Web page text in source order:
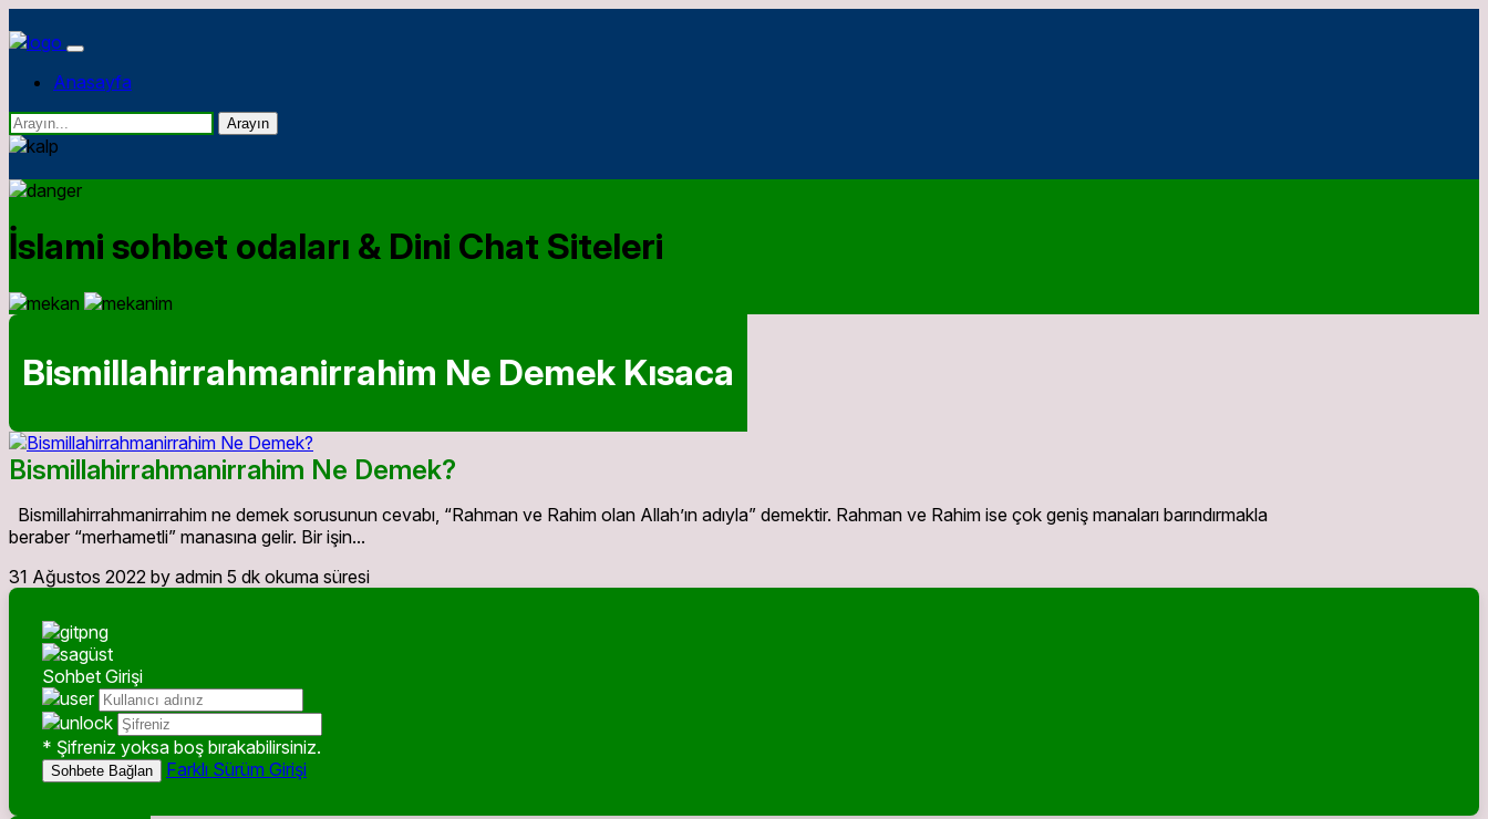
Anasayfa
Arayın
İslami sohbet odaları & Dini Chat Siteleri
Bismillahirrahmanirrahim Ne Demek Kısaca
Bismillahirrahmanirrahim Ne Demek?
Bismillahirrahmanirrahim ne demek sorusunun cevabı, “Rahman ve Rahim olan Allah’ın adıyla” demektir. Rahman ve Rahim ise çok geniş manaları barındırmakla
beraber “merhametli” manasına gelir. Bir işin...
31 Ağustos 2022 by admin 5 dk okuma süresi
Sohbet Girişi
* Şifreniz yoksa boş bırakabilirsiniz.
Sohbete Bağlan Farklı Sürüm Girişi